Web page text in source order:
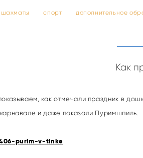
шахматы спорт дополнительное
Как
как отмечали праздник в
и даже показали Пуримшпиль.
purim-v-tinke